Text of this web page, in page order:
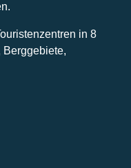
in 8
Berggebiete,